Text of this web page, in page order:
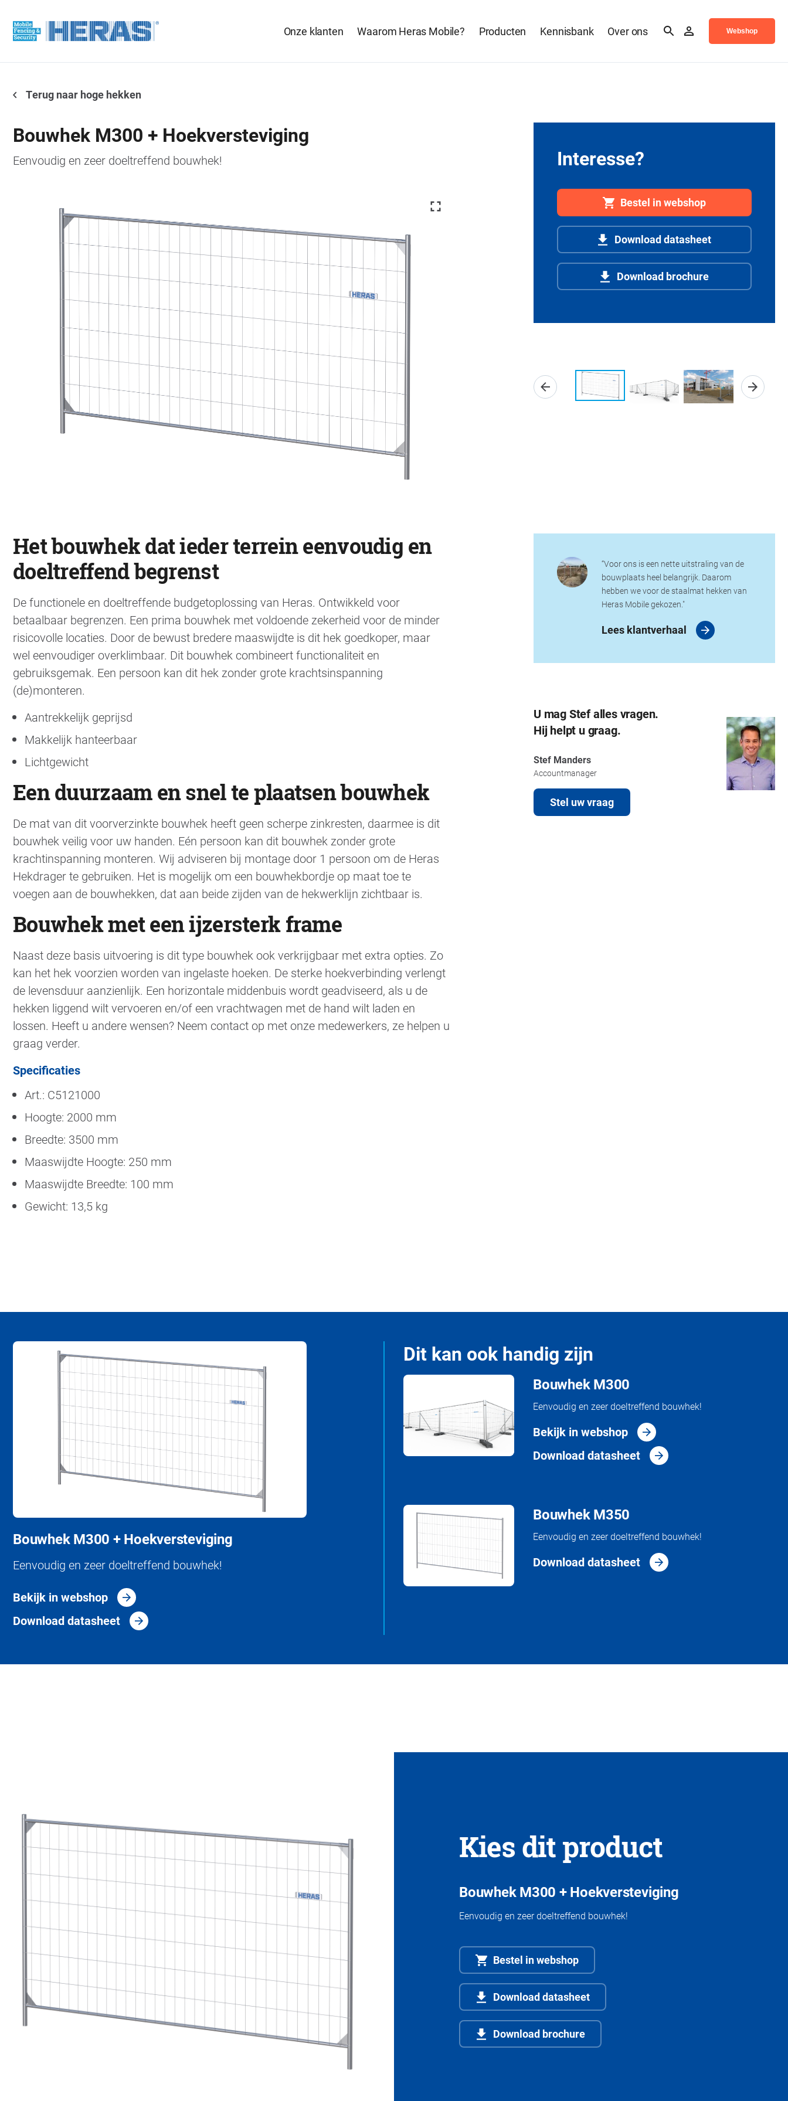
Onze klanten Waarom Heras Mobile? Producten Kennisbank Over ons Webshop
Terug naar hoge hekken
Bouwhek M300 + Hoekversteviging
Eenvoudig en zeer doeltreffend bouwhek! Interesse?
Bestel in webshop
Download datasheet
Download brochure
Het bouwhek dat ieder terrein eenvoudig en
doeltreffend begrenst
De functionele en doeltreffende budgetoplossing van Heras. Ontwikkeld voor
betaalbaar begrenzen. Een prima bouwhek met voldoende zekerheid voor de minder
risicovolle locaties. Door de bewust bredere maaswijdte is dit hek goedkoper, maar
wel eenvoudiger overklimbaar. Dit bouwhek combineert functionaliteit en
gebruiksgemak. Een persoon kan dit hek zonder grote krachtsinspanning
(de)monteren.
Aantrekkelijk geprijsd
Makkelijk hanteerbaar
Lichtgewicht
Een duurzaam en snel te plaatsen bouwhek
De mat van dit voorverzinkte bouwhek heeft geen scherpe zinkresten, daarmee is dit
bouwhek veilig voor uw handen. Eén persoon kan dit bouwhek zonder grote
krachtinspanning monteren. Wij adviseren bij montage door 1 persoon om de Heras
Hekdrager te gebruiken. Het is mogelijk om een bouwhekbordje op maat toe te
voegen aan de bouwhekken, dat aan beide zijden van de hekwerklijn zichtbaar is.
Bouwhek met een ijzersterk frame
Naast deze basis uitvoering is dit type bouwhek ook verkrijgbaar met extra opties. Zo
kan het hek voorzien worden van ingelaste hoeken. De sterke hoekverbinding verlengt
de levensduur aanzienlijk. Een horizontale middenbuis wordt geadviseerd, als u de
hekken liggend wilt vervoeren en/of een vrachtwagen met de hand wilt laden en
lossen. Heeft u andere wensen? Neem contact op met onze medewerkers, ze helpen u
graag verder.
Specificaties
Art.: C5121000
Hoogte: 2000 mm
Breedte: 3500 mm
Maaswijdte Hoogte: 250 mm
Maaswijdte Breedte: 100 mm
Gewicht: 13,5 kg
“Voor ons is een nette uitstraling van de
bouwplaats heel belangrijk. Daarom
hebben we voor de staalmat hekken van
Heras Mobile gekozen."
Lees klantverhaal
U mag Stef alles vragen.
Hij helpt u graag.
Stef Manders
Accountmanager
Stel uw vraag
Bouwhek M300 + Hoekversteviging
Eenvoudig en zeer doeltreffend bouwhek!
Bekijk in webshop
Download datasheet
Dit kan ook handig zijn
Bouwhek M300
Eenvoudig en zeer doeltreffend bouwhek!
Bekijk in webshop
Download datasheet
Bouwhek M350
Eenvoudig en zeer doeltreffend bouwhek!
Download datasheet
Kies dit product
Bouwhek M300 + Hoekversteviging
Eenvoudig en zeer doeltreffend bouwhek!
Bestel in webshop
Download datasheet
Download brochure